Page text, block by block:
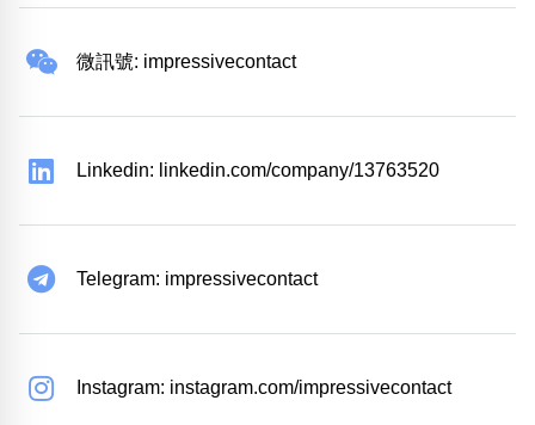
微訊號: impressivecontact
Linkedin: linkedin.com/company/13763520
Telegram: impressivecontact
Instagram: instagram.com/impressivecontact